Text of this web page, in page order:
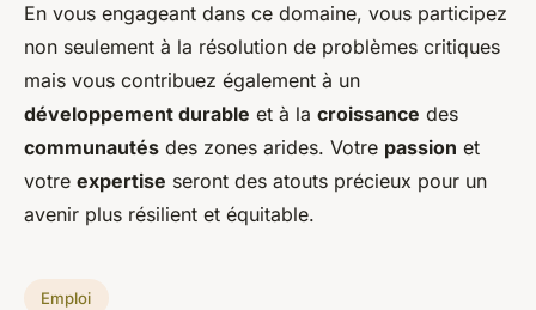
En vous engageant dans ce domaine, vous participez
non seulement à la résolution de problèmes critiques
mais vous contribuez également à un
développement durable et à la croissance des
communautés des zones arides. Votre passion et
votre expertise seront des atouts précieux pour un
avenir plus résilient et équitable.
Emploi